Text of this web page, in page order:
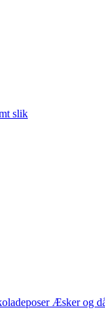
slik
Æsker og